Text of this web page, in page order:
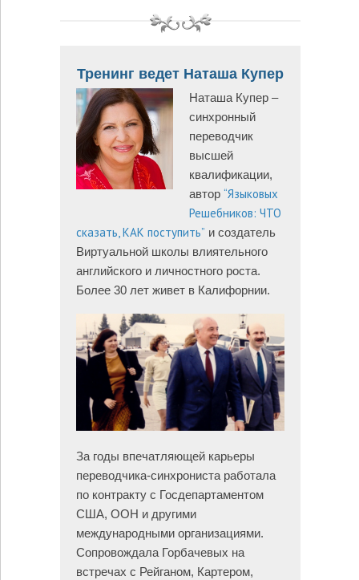
Тренинг ведет Наташа Купер
Наташа Купер –
синхронный
переводчик
высшей
квалификации,
автор “Языковых
Решебников: ЧТО
сказать, КАК поступить” и создатель
Виртуальной школы влиятельного
английского и личностного роста.
Более 30 лет живет в Калифорнии.
За годы впечатляющей карьеры
переводчика-синхрониста работала
по контракту с Госдепартаментом
США, ООН и другими
международными организациями.
Сопровождала Горбачевых на
встречах с Рейганом, Картером,